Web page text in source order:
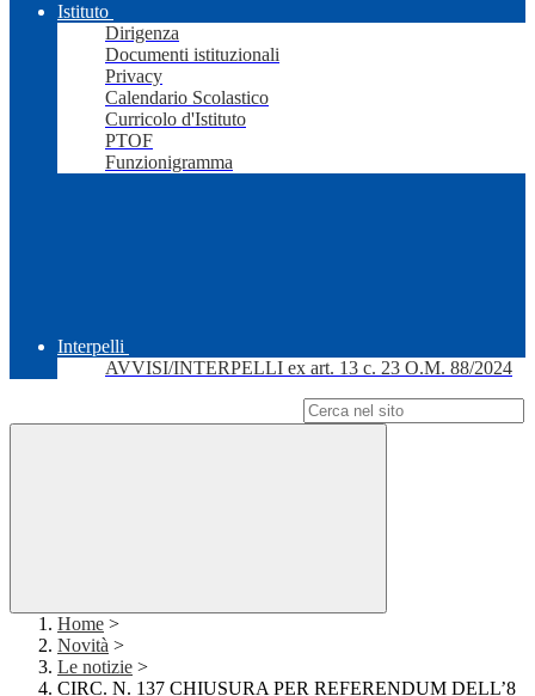
Istituto
Dirigenza
Documenti istituzionali
Privacy
Calendario Scolastico
Curricolo d'Istituto
PTOF
Funzionigramma
Interpelli
AVVISI/INTERPELLI ex art. 13 c. 23 O.M. 88/2024
Home >
Novità >
Le notizie >
CIRC. N. 137 CHIUSURA PER REFERENDUM DELL’8